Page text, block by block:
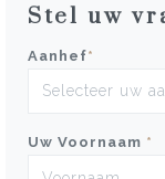
Stel uw
Aanhef*
Uw Voornaam *